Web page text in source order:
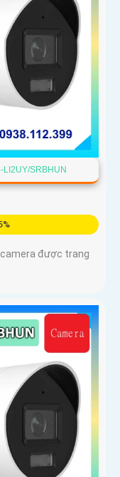
LI2UY/SRBHUN
camera được trang